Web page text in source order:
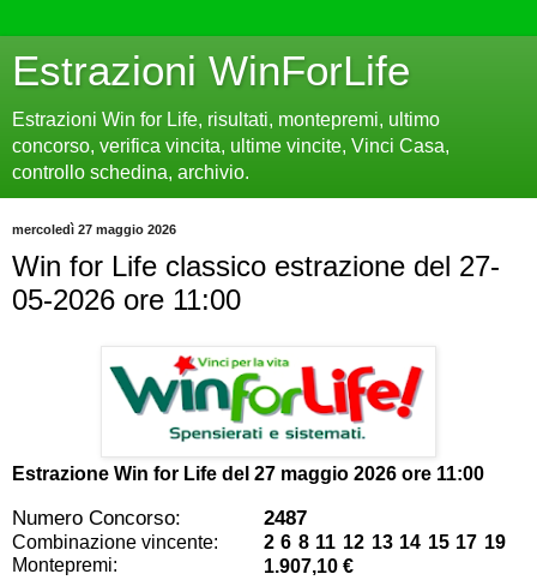
Estrazioni WinForLife
Estrazioni Win for Life, risultati, montepremi, ultimo
concorso, verifica vincita, ultime vincite, Vinci Casa,
controllo schedina, archivio.
mercoledì 27 maggio 2026
Win for Life classico estrazione del 27-
05-2026 ore 11:00
Estrazione Win for Life del 27 maggio 2026 ore 11:00
Numero Concorso: 2487
Combinazione vincente:
2 6 8 11 12 13 14 15 17 19
Montepremi:
1.907,10 €